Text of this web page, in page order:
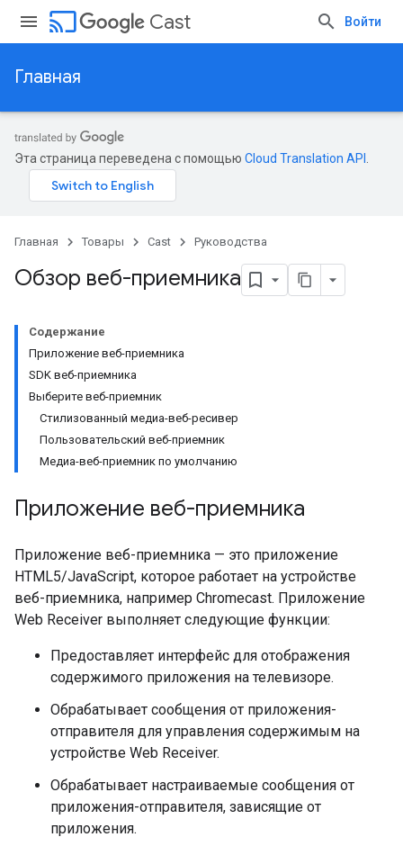
cast Cast Войти
Главная
Эта страница переведена с помощью Cloud Translation API
Главная Товары Cast Руководства
Обзор веб-приемника
Содержание
Приложение веб-приемника
SDK веб-приемника
Выберите веб-приемник
Стилизованный медиа-веб-ресивер
Пользовательский веб-приемник
Медиа-веб-приемник по умолчанию
Приложение веб-приемника
Приложение веб-приемника — это приложение
HTML5/JavaScript, которое работает на устройстве
веб-приемника, например Chromecast. Приложение
Web Receiver выполняет следующие функции:
Предоставляет интерфейс для отображения
содержимого приложения на телевизоре.
Обрабатывает сообщения от приложения-
отправителя для управления содержимым на
устройстве Web Receiver.
Обрабатывает настраиваемые сообщения от
приложения-отправителя, зависящие от
приложения.